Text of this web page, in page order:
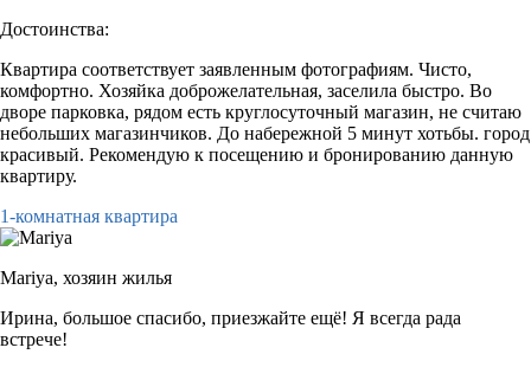
Достоинства:
Квартира соответствует заявленным фотографиям. Чисто,
комфортно. Хозяйка доброжелательная, заселила быстро. Во
дворе парковка, рядом есть круглосуточный магазин, не считаю
небольших магазинчиков. До набережной 5 минут хотьбы. город
красивый. Рекомендую к посещению и бронированию данную
квартиру.
1-комнатная квартира
Mariya, хозяин жилья
Ирина, большое спасибо, приезжайте ещё! Я всегда рада
встрече!